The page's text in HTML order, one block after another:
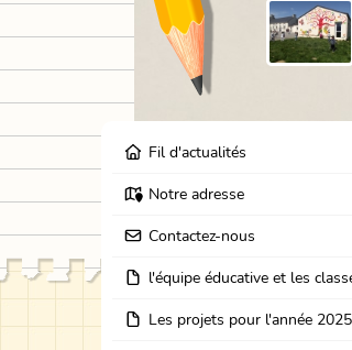
Fil d'actualités
Notre adresse
Contactez-nous
l'équipe éducative et les